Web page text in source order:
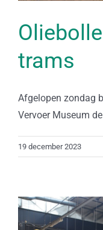
trams
Afgelopen zondag
Vervoer Museum
19 december 2023